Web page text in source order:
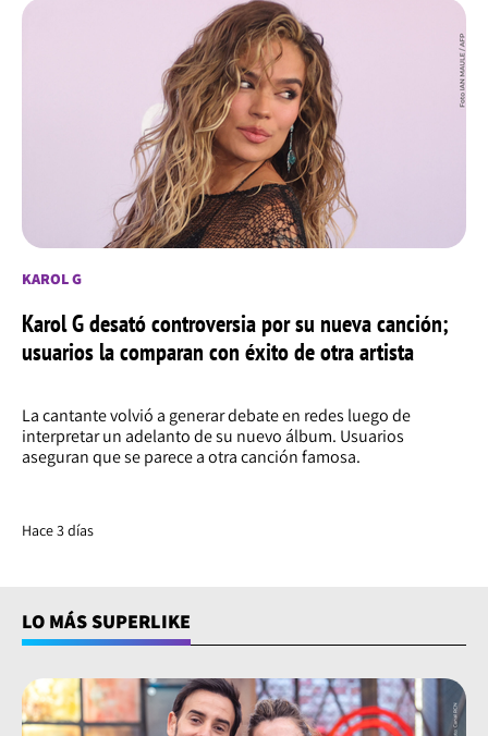
KAROL G
Karol G desató controversia por su nueva canción;
usuarios la comparan con éxito de otra artista
La cantante volvió a generar debate en redes luego de
interpretar un adelanto de su nuevo álbum. Usuarios
aseguran que se parece a otra canción famosa.
Hace 3 días
LO MÁS SUPERLIKE